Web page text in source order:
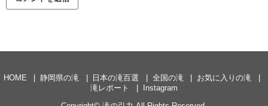
HOME 静岡県の滝 日本の滝百選 全国の滝
お気に入りの滝
滝レポート
Instagram